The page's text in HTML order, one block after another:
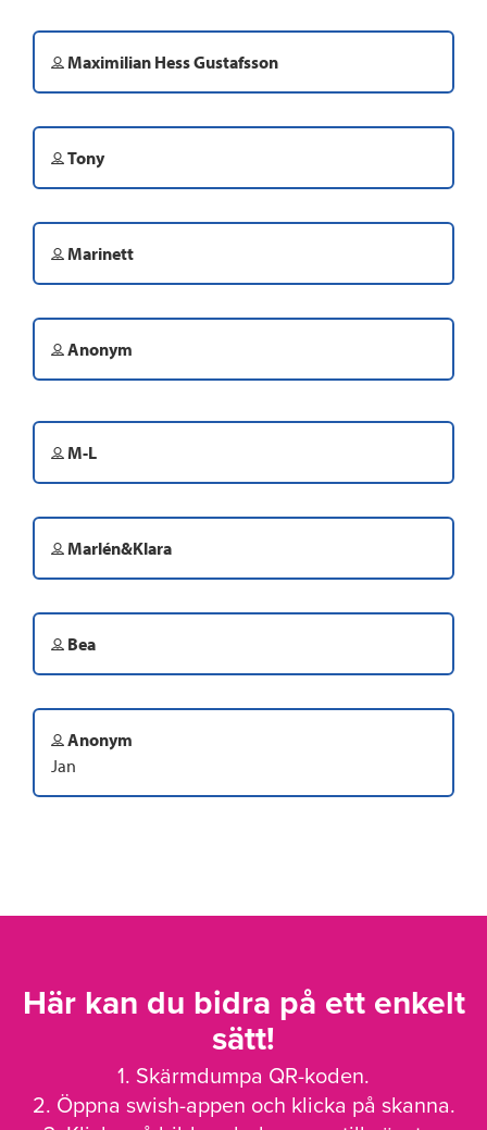
Maximilian Hess Gustafsson
Tony
Marinett
Anonym
M-L
Marlén&Klara
Bea
Anonym
Jan
Här kan du bidra på ett enkelt
sätt!
1. Skärmdumpa QR-koden.
2. Öppna swish-appen och klicka på skanna.